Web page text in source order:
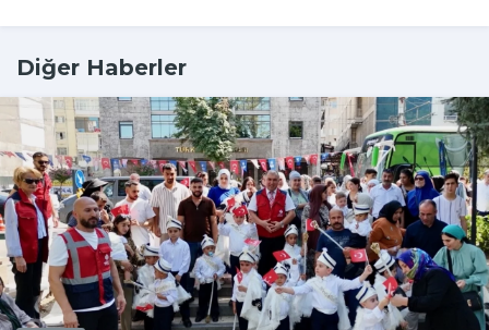
Diğer Haberler